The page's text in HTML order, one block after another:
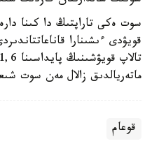
سوت ەكى تاراپتىڭ دا كىنا
قويۋدى ءىشىنارا
ماتەريالدىق زالال مەن سوت
قوعام